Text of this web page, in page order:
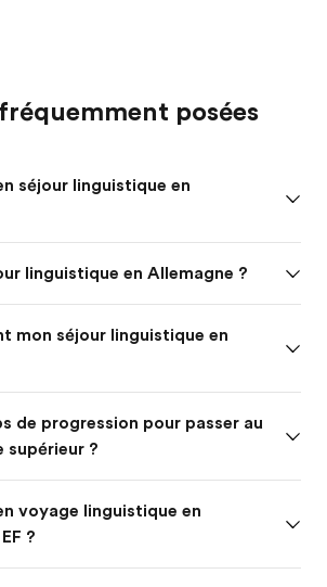
posées
séjour linguistique en
linguistique en Allemagne ?
mon séjour linguistique en
de progression pour passer au
supérieur ?
voyage linguistique en
?